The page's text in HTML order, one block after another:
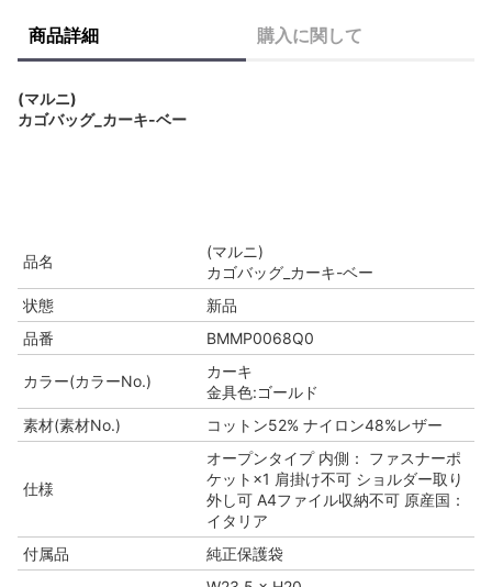
商品詳細 購入に関して
(マルニ)
カゴバッグ_カーキ-ベー
品名
(マルニ)
カゴバッグ_カーキ-ベー
状態
新品
品番
BMMP0068Q0
カラー(カラーNo.)
カーキ
金具色:ゴールド
素材(素材No.)
コットン52% ナイロン48%レザー
仕様
オープンタイプ 内側： ファスナーポ
ケット×1 肩掛け不可 ショルダー取り
外し可 A4ファイル収納不可 原産国：
イタリア
付属品
純正保護袋